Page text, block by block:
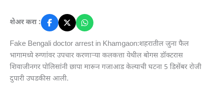
शेअर करा :
Fake Bengali doctor arrest in Khamgaon:शहरातील जुना फैल
भागामध्ये रुग्णांवर उपचार करणाऱ्या कलकत्ता येथील बोगस डॉक्टरास
शिवाजीनगर पोलिसांनी छापा मारून गजाआड केल्याची घटना 5 डिसेंबर रोजी
दुपारी उघडकीस आली.